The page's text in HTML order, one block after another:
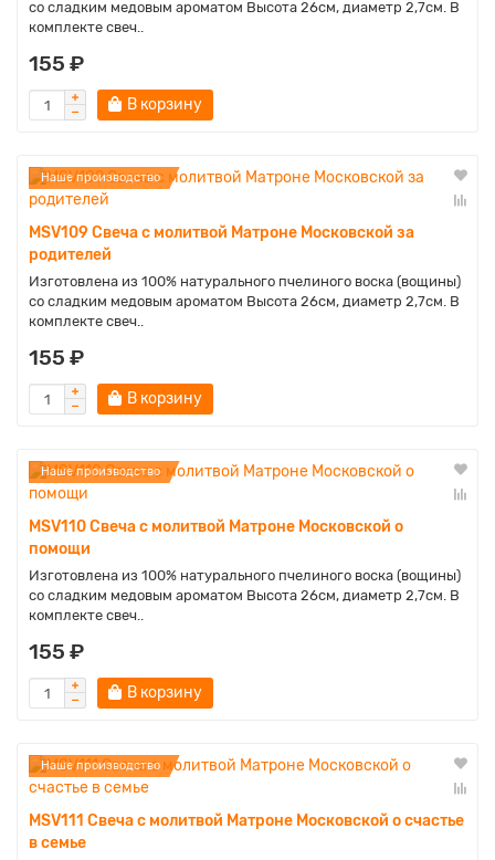
со сладким медовым ароматом Высота 26см, диаметр 2,7см. В
комплекте свеч..
155 ₽
В корзину
Наше производство
MSV109 Свеча с молитвой Матроне Московской за
родителей
Изготовлена из 100% натурального пчелиного воска (вощины)
со сладким медовым ароматом Высота 26см, диаметр 2,7см. В
комплекте свеч..
155 ₽
В корзину
Наше производство
MSV110 Свеча с молитвой Матроне Московской о
помощи
Изготовлена из 100% натурального пчелиного воска (вощины)
со сладким медовым ароматом Высота 26см, диаметр 2,7см. В
комплекте свеч..
155 ₽
В корзину
Наше производство
MSV111 Свеча с молитвой Матроне Московской о счастье
в семье